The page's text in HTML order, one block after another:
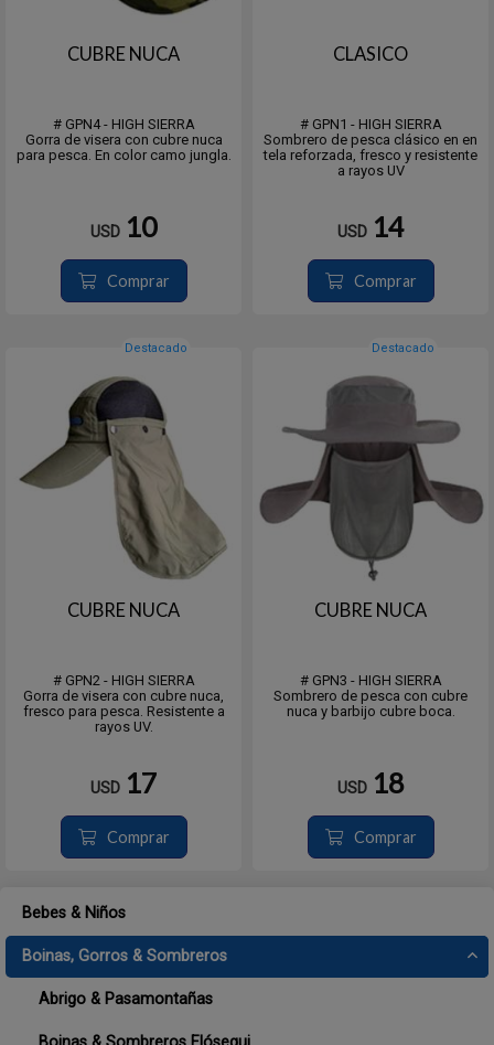
Bebes & Niños
Boinas, Gorros & Sombreros
Abrigo & Pasamontañas
CUBRE NUCA
# GPN4 - HIGH SIERRA
Gorra de visera con cubre nuca
para pesca. En color camo jungla.
USD 10
Comprar
CLASICO
# GPN1 - HIGH SIERRA
Sombrero de pesca clásico en en
tela reforzada, fresco y resistente
a rayos UV
USD 14
Comprar
Destacado
CUBRE NUCA
# GPN2 - HIGH SIERRA
Gorra de visera con cubre nuca,
fresco para pesca. Resistente a
rayos UV.
USD 17
Comprar
Destacado
CUBRE NUCA
# GPN3 - HIGH SIERRA
Sombrero de pesca con cubre
nuca y barbijo cubre boca.
USD 18
Comprar